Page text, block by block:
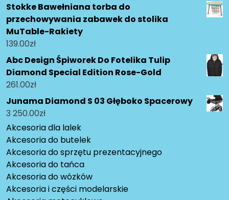
Stokke Bawełniana torba do
przechowywania zabawek do stolika
MuTable-Rakiety
139.00zł
Abc Design Śpiworek Do Fotelika Tulip
Diamond Special Edition Rose-Gold
261.00zł
Junama Diamond S 03 Głęboko Spacerowy
3 250.00zł
Akcesoria dla lalek
Akcesoria do butelek
Akcesoria do sprzętu prezentacyjnego
Akcesoria do tańca
Akcesoria do wózków
Akcesoria i części modelarskie